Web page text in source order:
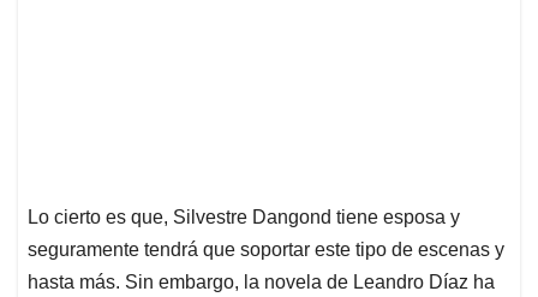
Lo cierto es que, Silvestre Dangond tiene esposa y
seguramente tendrá que soportar este tipo de escenas y
hasta más. Sin embargo, la novela de Leandro Díaz ha